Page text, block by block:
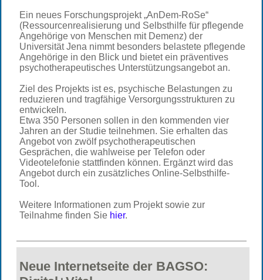
Ein neues Forschungsprojekt „AnDem-RoSe“
(Ressourcenrealisierung und Selbsthilfe für pflegende
Angehörige von Menschen mit Demenz) der
Universität Jena nimmt besonders belastete pflegende
Angehörige in den Blick und bietet ein präventives
psychotherapeutisches Unterstützungsangebot an.
Ziel des Projekts ist es, psychische Belastungen zu
reduzieren und tragfähige Versorgungsstrukturen zu
entwickeln.
Etwa 350 Personen sollen in den kommenden vier
Jahren an der Studie teilnehmen. Sie erhalten das
Angebot von zwölf psychotherapeutischen
Gesprächen, die wahlweise per Telefon oder
Videotelefonie stattfinden können. Ergänzt wird das
Angebot durch ein zusätzliches Online-Selbsthilfe-
Tool.
Weitere Informationen zum Projekt sowie zur
Teilnahme finden Sie hier.
Neue Internetseite der BAGSO: